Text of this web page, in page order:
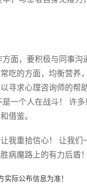
面，要积极与同事
吃的方面，均衡营养
寻求心理咨询师的帮
一个人在战斗！ 许
借鉴。
我重拾信心！ 让我
病魔路上的有力后盾！
际公布信息为准！